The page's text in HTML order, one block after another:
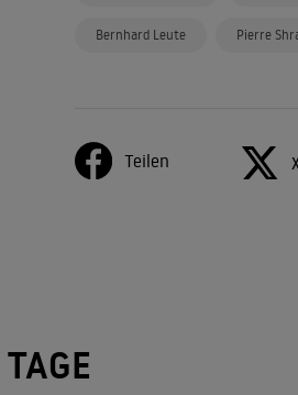
Bernhard Leute Pierre
Teilen